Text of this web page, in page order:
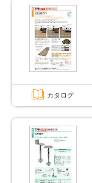
カタログ